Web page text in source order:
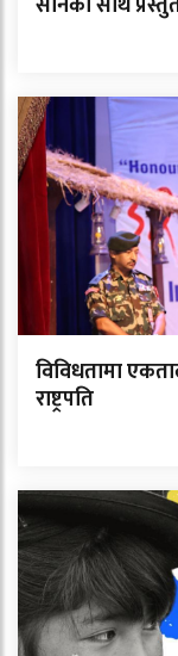
विविधतामा
राष्ट्रपति